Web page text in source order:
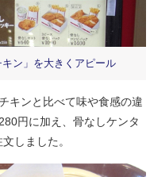
ン」を大きくアピール
キンと比べて味や食感の違
円に加え、骨なしケンタ
しました。